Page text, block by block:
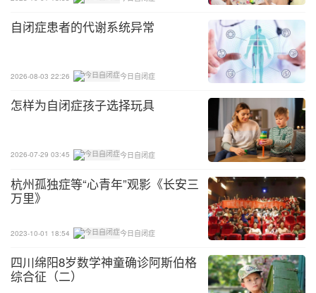
自闭症患者的代谢系统异常
2026-08-03 22:26 今日自闭症
怎样为自闭症孩子选择玩具
2026-07-29 03:45 今日自闭症
杭州孤独症等“心青年”观影《长安三
万里》
2023-10-01 18:54 今日自闭症
四川绵阳8岁数学神童确诊阿斯伯格
综合征（二）